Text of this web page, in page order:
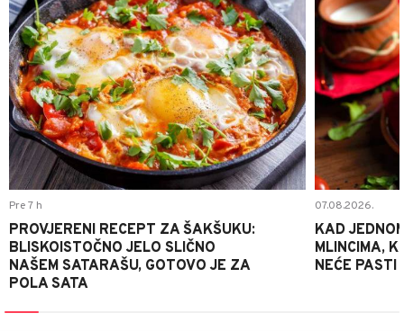
Pre 7 h
PROVJERENI RECEPT ZA ŠAKŠUKU:
BLISKOISTOČNO JELO SLIČNO
NAŠEM SATARAŠU, GOTOVO JE ZA
POLA SATA
07.08.2026.
KAD
MLINCIMA,
NEĆE PASTI